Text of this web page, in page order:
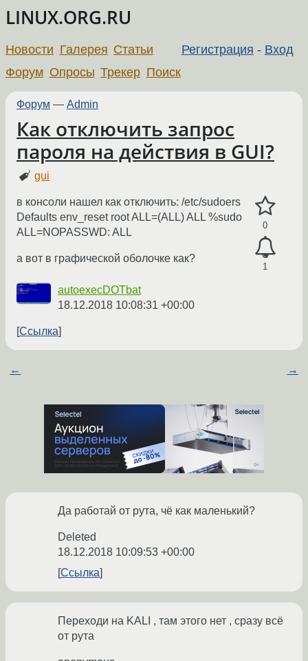
LINUX.ORG.RU
Регистрация - Вход
Новости Галерея Статьи
Форум Опросы Трекер Поиск
Форум — Admin
Как отключить запрос
пароля на действия в GUI?
gui
0
1
в консоли нашел как отключить: /etc/sudoers
Defaults env_reset root ALL=(ALL) ALL %sudo
ALL=NOPASSWD: ALL
а вот в графической оболочке как?
autoexecDOTbat
18.12.2018 10:08:31 +00:00
Ссылка
← →
Да работай от рута, чё как маленький?
Deleted
18.12.2018 10:09:53 +00:00
Ссылка
Переходи на KALI , там этого нет , сразу всё
от рута